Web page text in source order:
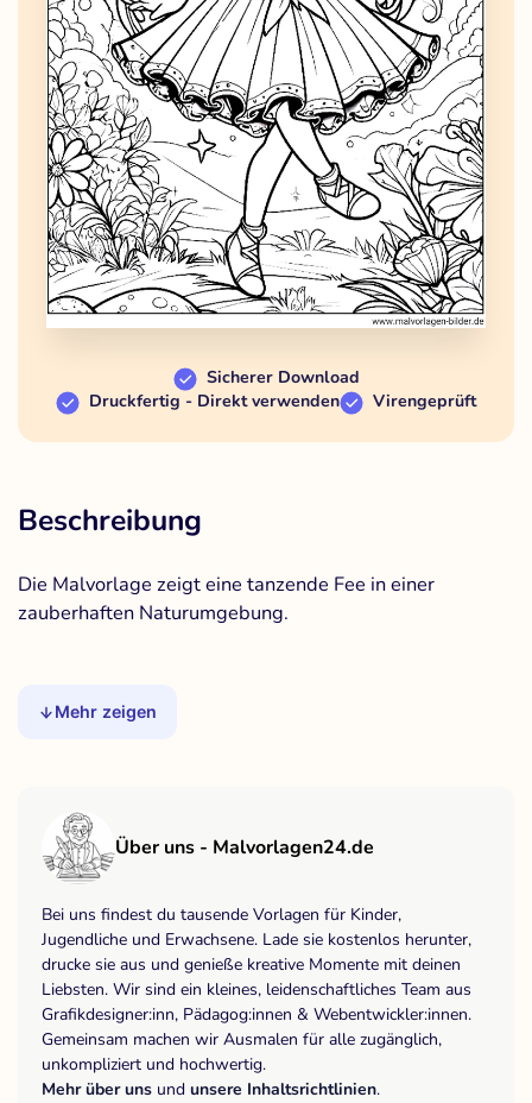
Sicherer Download
Druckfertig - Direkt verwenden
Virengeprüft
Beschreibung
Die Malvorlage zeigt eine tanzende Fee in einer
zauberhaften Naturumgebung.
Mehr zeigen
Über uns - Malvorlagen24.de
Bei uns findest du tausende Vorlagen für Kinder,
Jugendliche und Erwachsene. Lade sie kostenlos herunter,
drucke sie aus und genieße kreative Momente mit deinen
Liebsten. Wir sind ein kleines, leidenschaftliches Team aus
Grafikdesigner:inn, Pädagog:innen & Webentwickler:innen.
Gemeinsam machen wir Ausmalen für alle zugänglich,
unkompliziert und hochwertig.
Mehr über uns und unsere Inhaltsrichtlinien.